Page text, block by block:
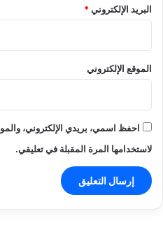
البريد الإلكتروني*
الموقع الإلكتروني
احفظ اسمي، بريدي الإلكتروني،
لاستخدامها المرة المقبلة في تعليقي.